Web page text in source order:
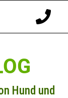
Hund und